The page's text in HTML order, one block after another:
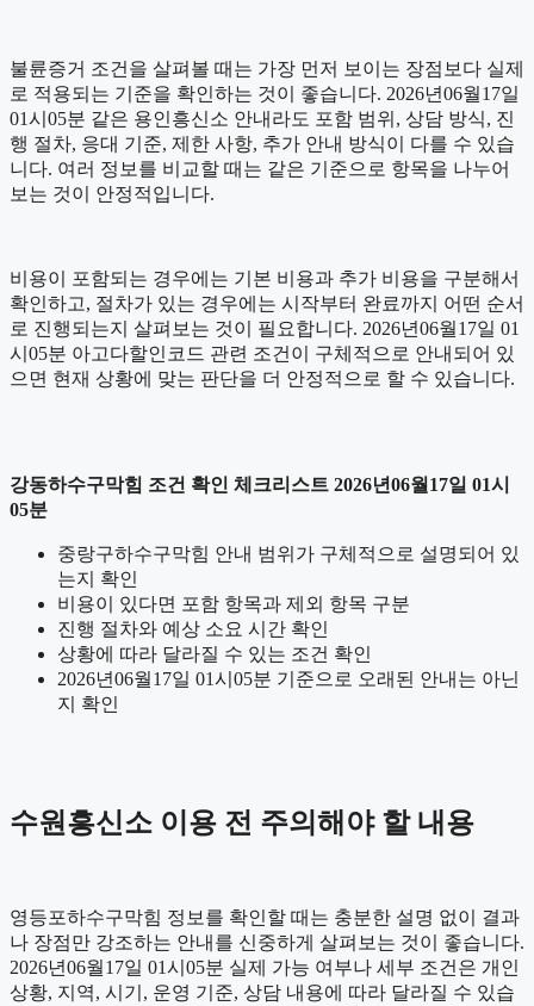
불륜증거 조건을 살펴볼 때는 가장 먼저 보이는 장점보다 실제
로 적용되는 기준을 확인하는 것이 좋습니다. 2026년06월17일
01시05분 같은 용인흥신소 안내라도 포함 범위, 상담 방식, 진
행 절차, 응대 기준, 제한 사항, 추가 안내 방식이 다를 수 있습
니다. 여러 정보를 비교할 때는 같은 기준으로 항목을 나누어
보는 것이 안정적입니다.
비용이 포함되는 경우에는 기본 비용과 추가 비용을 구분해서
확인하고, 절차가 있는 경우에는 시작부터 완료까지 어떤 순서
로 진행되는지 살펴보는 것이 필요합니다. 2026년06월17일 01
시05분 아고다할인코드 관련 조건이 구체적으로 안내되어 있
으면 현재 상황에 맞는 판단을 더 안정적으로 할 수 있습니다.
강동하수구막힘 조건 확인 체크리스트 2026년06월17일 01시
05분
중랑구하수구막힘 안내 범위가 구체적으로 설명되어 있
는지 확인
비용이 있다면 포함 항목과 제외 항목 구분
진행 절차와 예상 소요 시간 확인
상황에 따라 달라질 수 있는 조건 확인
2026년06월17일 01시05분 기준으로 오래된 안내는 아닌
지 확인
수원흥신소 이용 전 주의해야 할 내용
영등포하수구막힘 정보를 확인할 때는 충분한 설명 없이 결과
나 장점만 강조하는 안내를 신중하게 살펴보는 것이 좋습니다.
2026년06월17일 01시05분 실제 가능 여부나 세부 조건은 개인
상황, 지역, 시기, 운영 기준, 상담 내용에 따라 달라질 수 있습